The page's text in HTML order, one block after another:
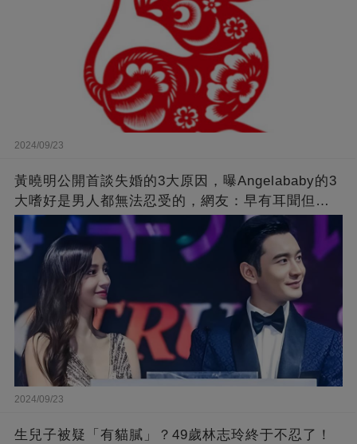
2024/09/23
黃曉明公開首談失婚的3大原因，曝Angelababy的3
大嗜好是男人都無法忍受的，網友：早有耳聞但想
不到那麼嚴重！
2024/09/23
生兒子被疑「有貓膩」？49歲林志玲終于不忍了！